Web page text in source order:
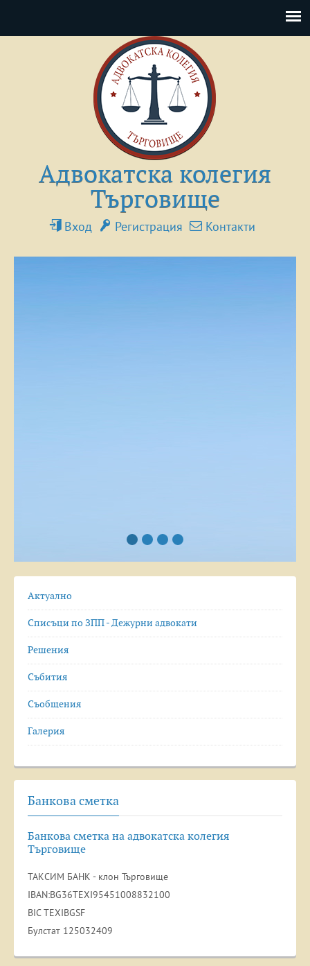
Адвокатска колегия
Търговище
Вход Регистрация Контакти
Актуално
Списъци по ЗПП - Дежурни адвокати
Решения
Събития
Съобщения
Галерия
Банкова сметка
Банкова сметка на адвокатска колегия
Търговище
ТАКСИМ БАНК - клон Търговище
IBAN:BG36TEXI95451008832100
BIC TEXIBGSF
Булстат 125032409